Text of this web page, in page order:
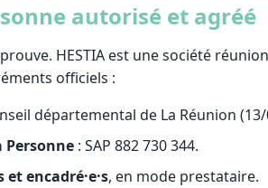
autorisé et agréé
HESTIA est une société
officiels :
départemental de La Réunion
Personne: SAP 882 730 344.
et encadré·e·s, en mode prestataire.